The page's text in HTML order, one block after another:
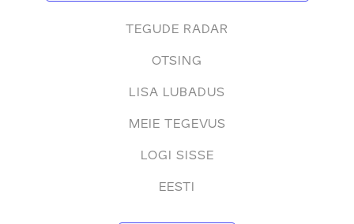
TEGUDE RADAR
OTSING
LISA LUBADUS
MEIE TEGEVUS
LOGI SISSE
EESTI